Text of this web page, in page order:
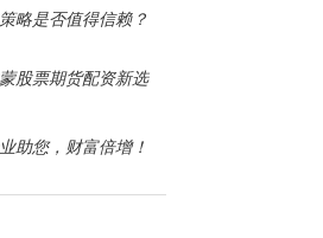
略是否值得信赖？
股票期货配资新选
助您，财富倍增！